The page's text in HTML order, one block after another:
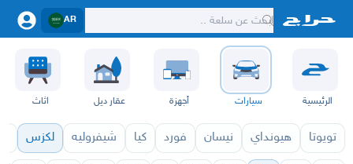
AR
الرئيسية سيارات أجهزة عقار ديل اثاث
تويوتا هيونداي نيسان فورد كيا شيفروليه لكزس